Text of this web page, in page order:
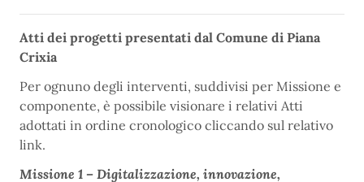
Atti dei progetti presentati dal Comune di Piana
Crixia
Per ognuno degli interventi, suddivisi per Missione e
componente, è possibile visionare i relativi Atti
adottati in ordine cronologico cliccando sul relativo
link.
Missione 1 – Digitalizzazione, innovazione,